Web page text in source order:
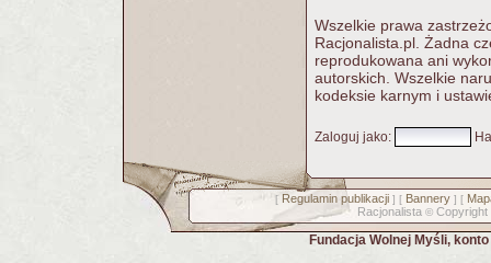
Wszelkie prawa
Racjonalista.pl. Żadna
reprodukowana ani
autorskich. Wszelkie
kodeksie karnym i
Zaloguj jako:
[ Regulamin publikacji] [ Bannery] [
Racjonalista © Copyright
Fundacja Wolnej Myśli,